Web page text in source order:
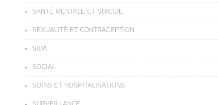
SANTÉ MENTALE ET SUICIDE
SEXUALITÉ ET CONTRACEPTION
SIDA
SOCIAL
SOINS ET HOSPITALISATIONS